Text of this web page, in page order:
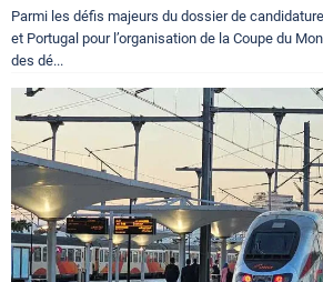
Parmi les défis majeurs du dossier de
et Portugal pour l’organisation de la Coupe du
des dé...